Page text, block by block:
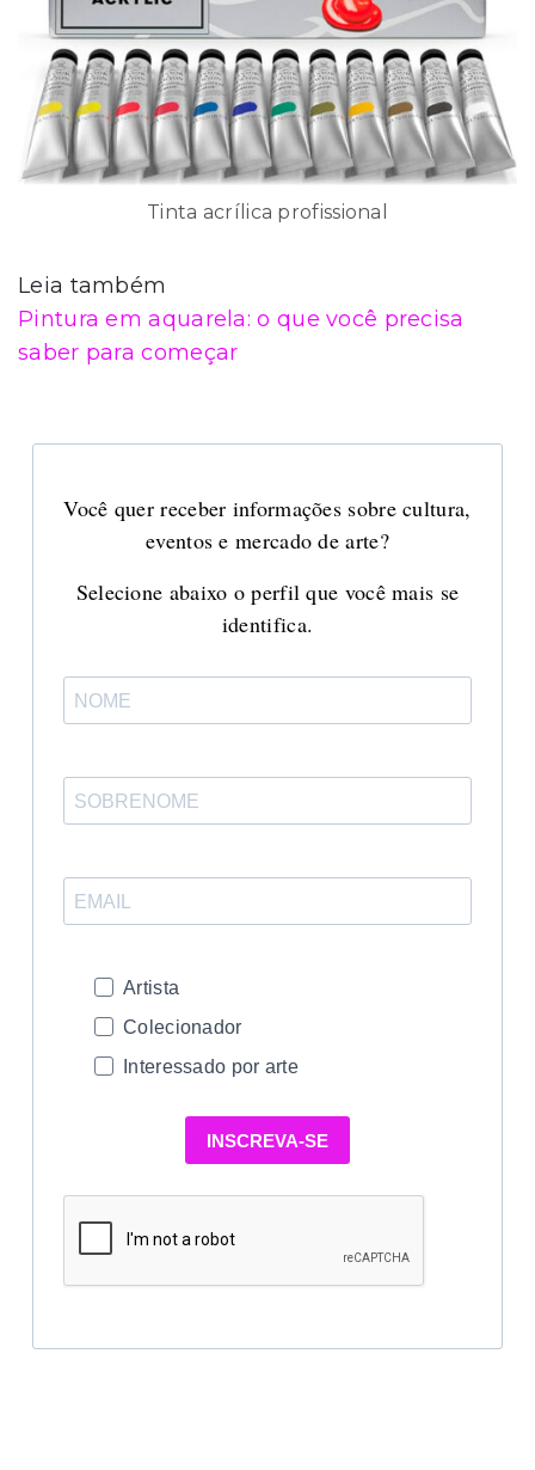
Tinta acrílica profissional
Leia também
Pintura em aquarela: o que você precisa
saber para começar
Você quer receber informações sobre cultura,
eventos e mercado de arte?
Selecione abaixo o perfil que você mais se
identifica.
Artista
Colecionador
Interessado por arte
INSCREVA-SE